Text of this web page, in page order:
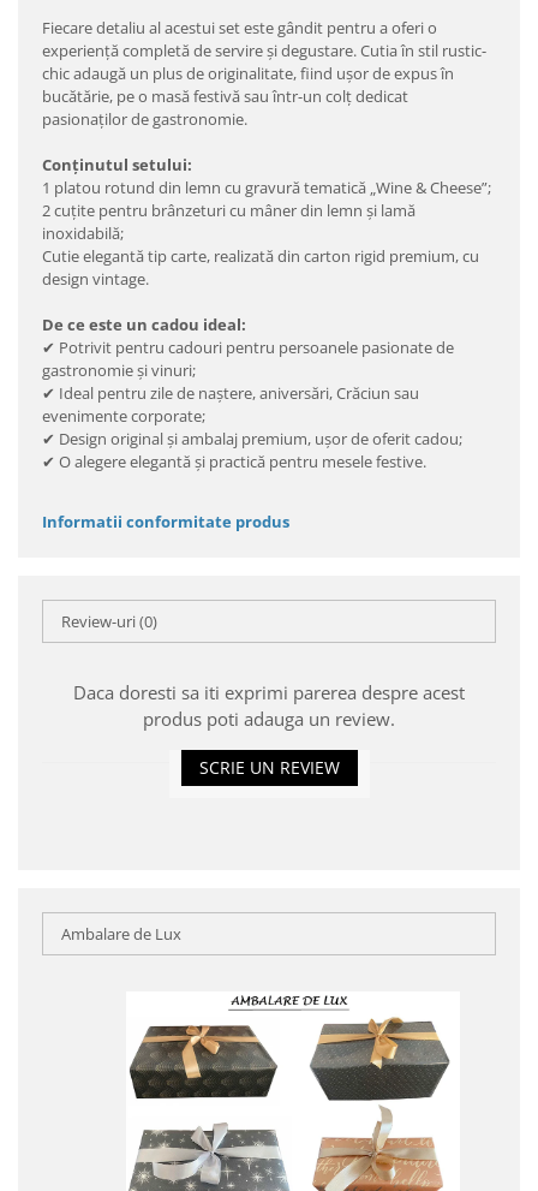
Fiecare detaliu al acestui set este gândit pentru a oferi o
experiență completă de servire și degustare. Cutia în stil rustic-
chic adaugă un plus de originalitate, fiind ușor de expus în
bucătărie, pe o masă festivă sau într-un colț dedicat
pasionaților de gastronomie.
Conținutul setului:
1 platou rotund din lemn cu gravură tematică „Wine & Cheese”;
2 cuțite pentru brânzeturi cu mâner din lemn și lamă
inoxidabilă;
Cutie elegantă tip carte, realizată din carton rigid premium, cu
design vintage.
De ce este un cadou ideal:
✔ Potrivit pentru cadouri pentru persoanele pasionate de
gastronomie și vinuri;
✔ Ideal pentru zile de naștere, aniversări, Crăciun sau
evenimente corporate;
✔ Design original și ambalaj premium, ușor de oferit cadou;
✔ O alegere elegantă și practică pentru mesele festive.
Informatii conformitate produs
Review-uri(0)
Daca doresti sa iti exprimi parerea despre acest
produs poti adauga un review.
SCRIE UN REVIEW
Ambalare de Lux